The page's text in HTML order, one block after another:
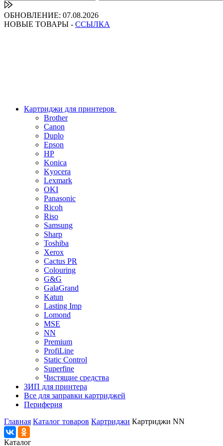
ОБНОВЛЕНИЕ: 07.08.2026
НОВЫЕ ТОВАРЫ - ССЫЛКА
Картриджи для принтеров
Brother
Canon
Duplo
Epson
HP
Konica
Kyocera
Lexmark
OKI
Panasonic
Ricoh
Riso
Samsung
Sharp
Toshiba
Xerox
Cactus PR
Colouring
G&G
GalaGrand
Katun
Lasting Imp
Lomond
MSE
NN
Premium
ProfiLine
Static Control
Superfine
Чистящие средства
ЗИП для принтера
Все для заправки картриджей
Периферия
Главная Каталог товаров Картриджи Картриджи NN
Каталог